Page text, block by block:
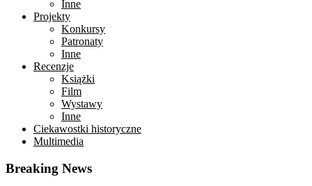
Inne
Projekty
Konkursy
Patronaty
Inne
Recenzje
Książki
Film
Wystawy
Inne
Ciekawostki historyczne
Multimedia
Breaking News